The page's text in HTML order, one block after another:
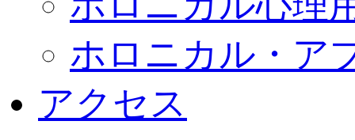
ホロニカル・ア
アクセス